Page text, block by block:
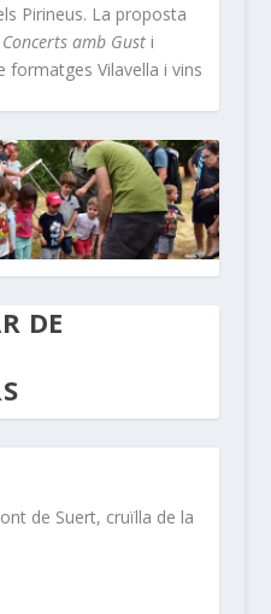
Pirineus. La proposta
Concerts amb Gusti
formatges Vilavella i vins
DE
de Suert, cruïlla de la